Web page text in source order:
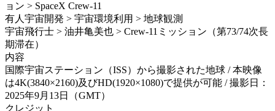
ョン > SpaceX Crew-11
有人宇宙開発 > 宇宙環境利用 > 地球観測
宇宙飛行士 > 油井亀美也 > Crew-11ミッション（第73/74次長
期滞在）
内容
国際宇宙ステーション（ISS）から撮影された地球 / 本映像
は4K(3840×2160)及びHD(1920×1080)で提供が可能 / 撮影日：
2025年9月13日（GMT）
クレジット